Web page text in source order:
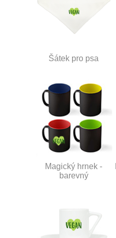
Šátek pro psa
Magický hrnek -
barevný